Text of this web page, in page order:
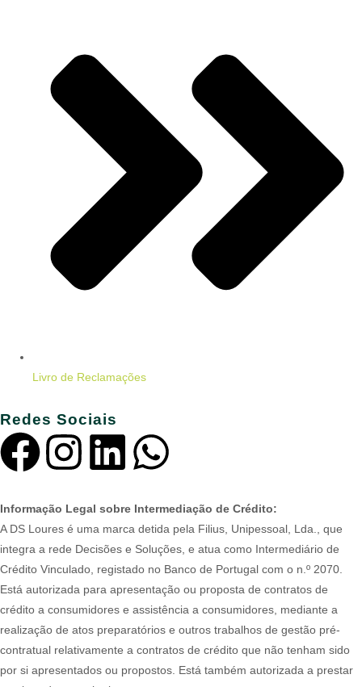
Livro de Reclamações
Redes Sociais
Informação Legal sobre Intermediação de Crédito:
A DS Loures é uma marca detida pela Filius, Unipessoal, Lda., que
integra a rede Decisões e Soluções, e atua como Intermediário de
Crédito Vinculado, registado no Banco de Portugal com o n.º 2070.
Está autorizada para apresentação ou proposta de contratos de
crédito a consumidores e assistência a consumidores, mediante a
realização de atos preparatórios e outros trabalhos de gestão pré-
contratual relativamente a contratos de crédito que não tenham sido
por si apresentados ou propostos. Está também autorizada a prestar